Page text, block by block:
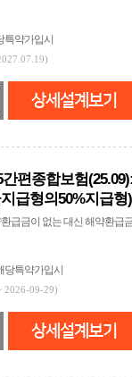
약가입시
상세설계보기
편종합보험
급형의50%지급형)
급금이 없는 대신 해약환급
특약가입시
2026-09-29)
상세설계보기